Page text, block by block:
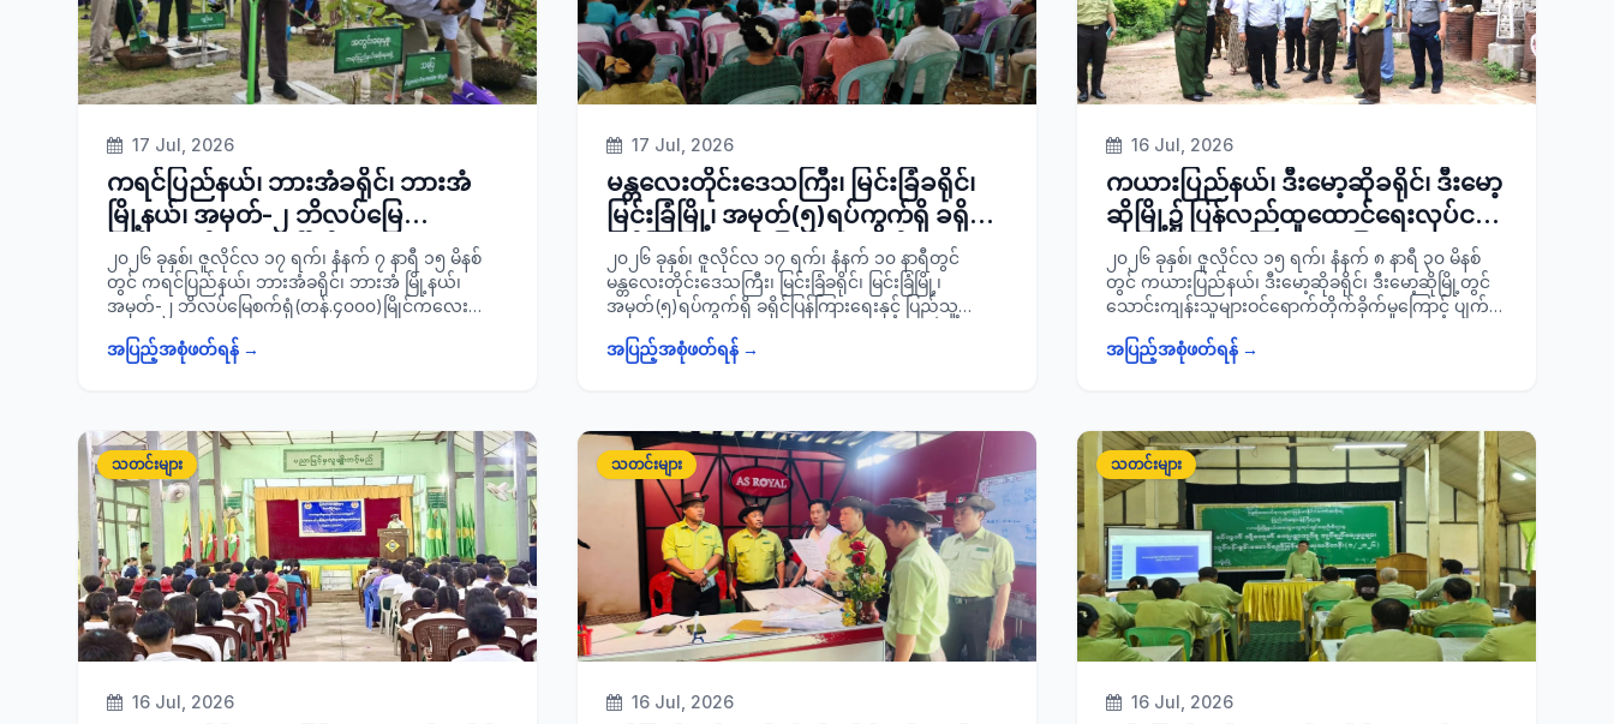
အား ကြည့်ရှု စစ်ဆေးခဲ့ကြောင်း သတင်းရရှိပါသည်။
17 Jul, 2026
ကရင်ပြည်နယ်၊ ဘားအံခရိုင်၊ ဘားအံ
မြို့နယ်၊ အမှတ်-၂ ဘိလပ်မြေ
စက်ရုံ(တန်.၄၀၀၀)မြိုင်ကလေး
ကျေးရွာ၌ ကျင်းပပြုလုပ်သည့် ၂၀၂၆ ခု
နှစ်၊ မိုးရာသီ(ဒုတိယအကြိမ်)သစ်ပင်
၂၀၂၆ ခုနှစ်၊ ဇူလိုင်လ ၁၇ ရက်၊ နံနက် ၇ နာရီ ၁၅ မိနစ်
တွင် ကရင်ပြည်နယ်၊ ဘားအံခရိုင်၊ ဘားအံ မြို့နယ်၊
အမှတ်-၂ ဘိလပ်မြေစက်ရုံ(တန်.၄၀၀၀)မြိုင်ကလေး
ရာသီ(ဒုတိယအကြိမ်)သစ်ပင်စိုက်ပျိုးပွဲအခမ်းအနားသို့
အဆင့်သက်ဆိုင်ရာဌာနများမှ တာဝန်ရှိသူများ၊
ကျောင်းသား/ သူများ၊ ဒေသခံပြည်သူများ စုစုပေါင်း
အင်အား ၃၀၀ ဦးတို့ တက်ရောက်ခဲ့ကြောင်း သတင်းရရှိ
ပါသည်။
အပြည့်အစုံဖတ်ရန် →
17 Jul, 2026
မန္တလေးတိုင်းဒေသကြီး၊ မြင်းခြံခရိုင်၊
မြင်းခြံမြို့၊ အမှတ်(၅)ရပ်ကွက်ရှိ ခရိုင်
ပြန်ကြားရေးနှင့် ပြည်သူ့ ဆက်ဆံရေး
ဦးစီးဌာန၌ ကျင်းပပြုလုပ်သည့်
(၇၉)နှစ်မြောက် အာဇာနည်နေ့
အထိမ်းအမှတ်ကဗျာ၊ စာစီစာကုံး၊ ပန်းချီ
၂၀၂၆ ခုနှစ်၊ ဇူလိုင်လ ၁၇ ရက်၊ နံနက် ၁၀ နာရီတွင်
မန္တလေးတိုင်းဒေသကြီး၊ မြင်းခြံခရိုင်၊ မြင်းခြံမြို့၊
အမှတ်(၅)ရပ်ကွက်ရှိ ခရိုင်ပြန်ကြားရေးနှင့် ပြည်သူ့
(၇၉)နှစ်မြောက် အာဇာနည်နေ့အထိမ်းအမှတ်ကဗျာ၊
ရေးကော်မတီဥက္ကဋ္ဌ၊ ခရိုင်/ မြို့နယ်စီမံခန့်ခွဲရေးနှင့်
အုပ်ချုပ်ရေးကော်မတီအဖွဲ့ဝင်များ၊ ခရိုင်/ မြို့နယ်အဆင့်
သက်ဆိုင်ရာဌာနများမှ တာဝန်ရှိသူများ၊ ခရိုင်/ မြို့နယ်
ပညာရေးမှူးများ၊ ဆရာ/ မများ၊ ဆုရကျောင်းသား/ သူများ
စုစုပေါင်းအင်အား ၇၀ ဦးတို့ တက်ရောက်ခဲ့ကြောင်း
သတင်းရရှိပါသည်။
အပြည့်အစုံဖတ်ရန် →
16 Jul, 2026
ကယားပြည်နယ်၊ ဒီးမော့ဆိုခရိုင်၊ ဒီးမော့
ဆိုမြို့၌ ပြန်လည်ထူထောင်ရေးလုပ်ငန်း
များဆောင်ရွက်နေမှု အခြေအနေအား
ကြည့်ရှုစစ်ဆေး
၂၀၂၆ ခုနှစ်၊ ဇူလိုင်လ ၁၅ ရက်၊ နံနက် ၈ နာရီ ၃၀ မိနစ်
တွင် ကယားပြည်နယ်၊ ဒီးမော့ဆိုခရိုင်၊ ဒီးမော့ဆိုမြို့တွင်
သောင်းကျန်းသူများဝင်ရောက်တိုက်ခိုက်မှုကြောင့် ပျက်စီး
ပြန်လည်ထူထောင်ရေးလုပ်ငန်းများဆောင်ရွက်နေမှု
ပြည်နယ်/ ခရိုင်/ မြို့နယ်အဆင့်သက်ဆိုင်ရာဌာနများမှ
တာဝန်ရှိသူများ ကြည့်ရှုစစ်ဆေးခဲ့ကြောင်း သတင်းရရှိ
ပါသည်။
အပြည့်အစုံဖတ်ရန် →
သတင်းများ
16 Jul, 2026
သတင်းများ
16 Jul, 2026
သတင်းများ
16 Jul, 2026